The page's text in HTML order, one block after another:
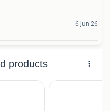
6 jun 26